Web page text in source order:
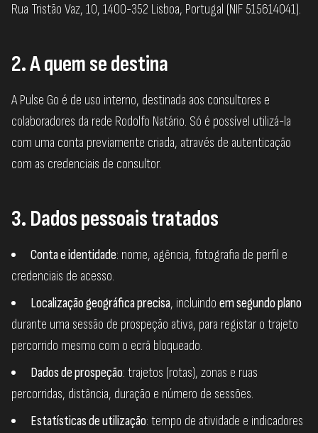
Rua Tristão Vaz, 10, 1400-352 Lisboa, Portugal (NIF 515614041).
2. A quem se destina
A Pulse Go é de uso interno, destinada aos consultores e
colaboradores da rede Rodolfo Natário. Só é possível utilizá-la
com uma conta previamente criada, através de autenticação
com as credenciais de consultor.
3. Dados pessoais tratados
Conta e identidade: nome, agência, fotografia de perfil e
credenciais de acesso.
Localização geográfica precisa, incluindo em segundo plano
durante uma sessão de prospeção ativa, para registar o trajeto
percorrido mesmo com o ecrã bloqueado.
Dados de prospeção: trajetos (rotas), zonas e ruas
percorridas, distância, duração e número de sessões.
Estatísticas de utilização: tempo de atividade e indicadores